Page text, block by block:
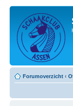
Forumoverzicht ‹